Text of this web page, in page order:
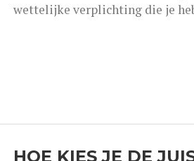
wettelijke verplichting die je
HOE KIES JE DE